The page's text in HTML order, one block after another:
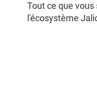
Tout ce que
l'écosystème